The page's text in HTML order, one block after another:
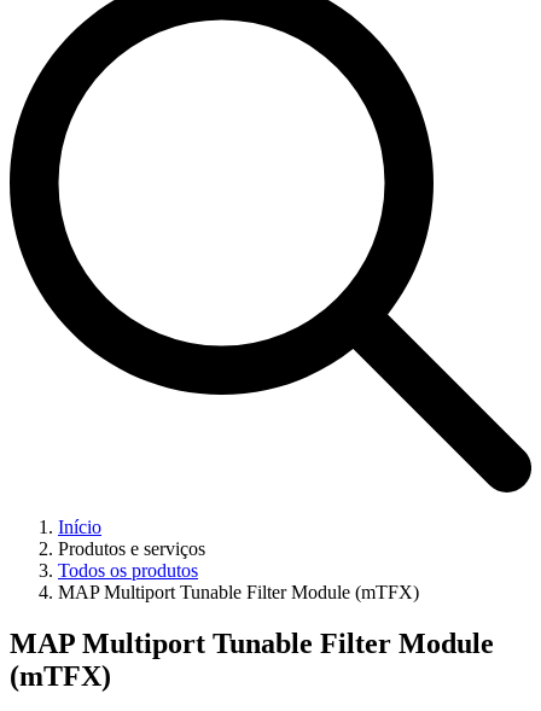
Início
Produtos e serviços
Todos os produtos
MAP Multiport Tunable Filter Module (mTFX)
MAP Multiport Tunable Filter Module
(mTFX)